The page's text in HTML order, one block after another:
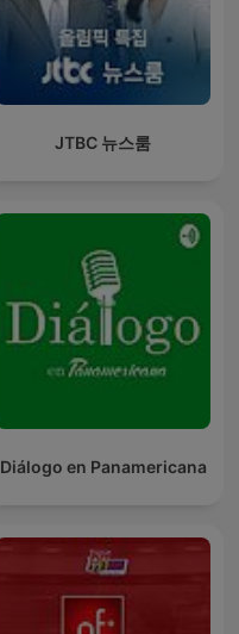
JTBC 뉴스룸
Diálogo en Panamericana